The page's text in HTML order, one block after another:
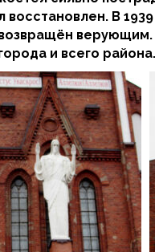
В
и всего района.